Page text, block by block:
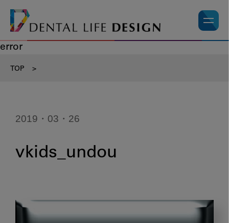
error
TOP >
2019・03・26
vkids_undou